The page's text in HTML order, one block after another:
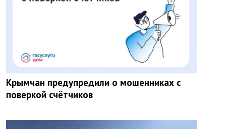
Крымчан предупредили о мошенниках с
поверкой счётчиков